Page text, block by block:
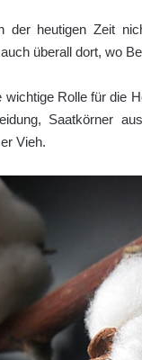
der heutigen Zeit
überall dort, wo
Rolle für die
Saatkörner
Vieh.